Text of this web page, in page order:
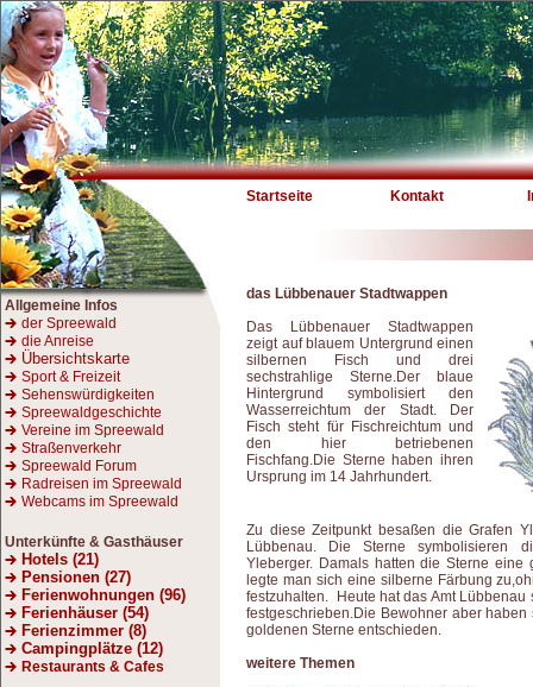
Allgemeine Infos
der Spreewald
die Anreise
Übersichtskarte
Sport & Freizeit
Sehenswürdigkeiten
Spreewaldgeschichte
Vereine im Spreewald
Straßenverkehr
Spreewald Forum
Radreisen im Spreewald
Webcams im Spreewald
Unterkünfte & Gasthäuser
Hotels (21)
Pensionen (27)
Ferienwohnungen (96)
Ferienhäuser (54)
Ferienzimmer (8)
Campingplätze (12)
Restaurants & Cafes
Startseite Kontakt
das Lübbenauer Stadtwappen
Das Lübbenauer Stadtwappen
zeigt auf blauem Untergrund einen
silbernen Fisch und drei
sechstrahlige Sterne.Der blaue
Hintergrund symbolisiert den
Wasserreichtum der Stadt. Der
Fisch steht für Fischreichtum und
den hier betriebenen
Fischfang.Die Sterne haben ihren
Ursprung im 14 Jahrhundert.
Zu diese Zeitpunkt besaßen die Grafen
Lübbenau. Die Sterne symbolisieren
Yleberger. Damals hatten die Sterne eine
legte man sich eine silberne Färbung
festzuhalten. Heute hat das Amt Lübbenau
festgeschrieben.Die Bewohner aber
goldenen Sterne entschieden.
weitere Themen